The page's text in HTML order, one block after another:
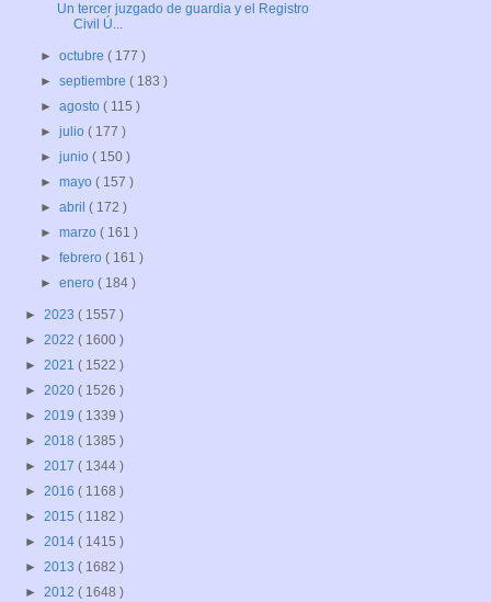
Un tercer juzgado de guardia y el Registro
Civil Ú...
►octubre( 177 )
►septiembre( 183 )
►agosto( 115 )
►julio( 177 )
►junio( 150 )
►mayo( 157 )
►abril( 172 )
►marzo( 161 )
►febrero( 161 )
►enero( 184 )
► 2023 ( 1557 )
► 2022 ( 1600 )
► 2021 ( 1522 )
► 2020 ( 1526 )
► 2019 ( 1339 )
► 2018 ( 1385 )
► 2017 ( 1344 )
► 2016 ( 1168 )
► 2015 ( 1182 )
► 2014 ( 1415 )
► 2013 ( 1682 )
► 2012 ( 1648 )